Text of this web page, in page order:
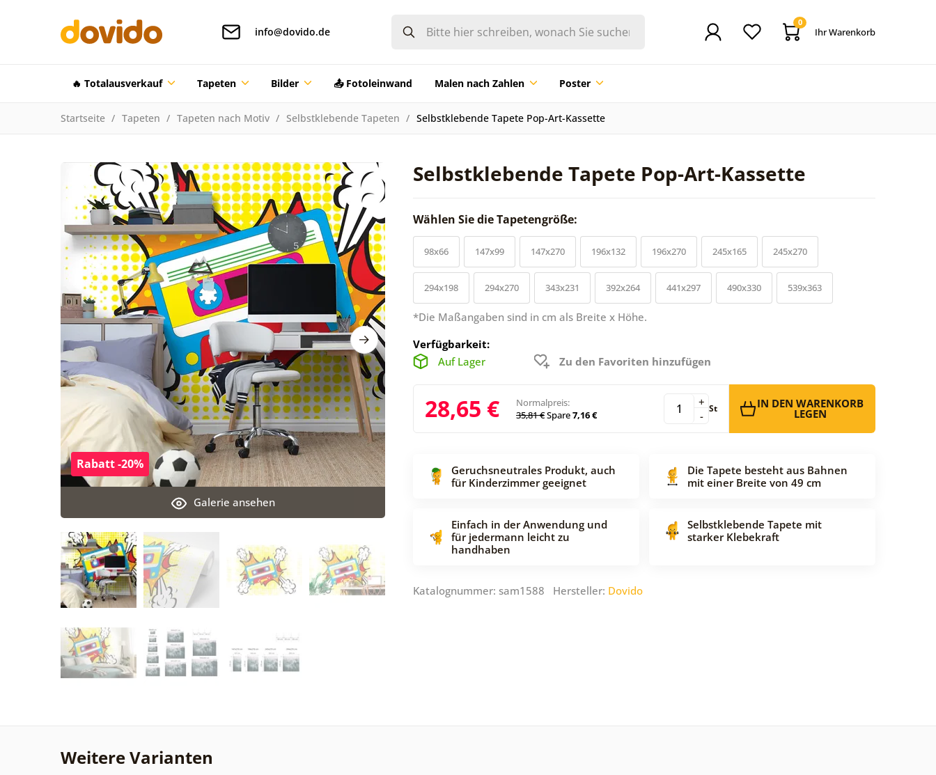
info@dovido.de
0
Ihr Warenkorb
🔥 Totalausverkauf Tapeten Bilder 📤 Fotoleinwand Malen nach Zahlen Poster
Startseite Tapeten Tapeten nach Motiv Selbstklebende Tapeten Selbstklebende Tapete Pop-Art-Kassette
Selbstklebende Tapete Pop-Art-Kassette
Galerie ansehen
Rabatt -20%
Wählen Sie die Tapetengröße:
98x66 147x99 147x270 196x132 196x270 245x165 245x270
294x198 294x270 343x231 392x264 441x297 490x330 539x363
*Die Maßangaben sind in cm als Breite x Höhe.
Verfügbarkeit:
Auf Lager
Zu den Favoriten hinzufügen
28,65 €
Normalpreis:
35,81 €Spare7,16 € -
+ St IN DEN WARENKORB
LEGEN
Geruchsneutrales Produkt, auch
für Kinderzimmer geeignet
Die Tapete besteht aus Bahnen
mit einer Breite von 49 cm
Einfach in der Anwendung und
für jedermann leicht zu
handhaben
Selbstklebende Tapete mit
starker Klebekraft
Katalognummer: sam1588 Hersteller: Dovido
Weitere Varianten